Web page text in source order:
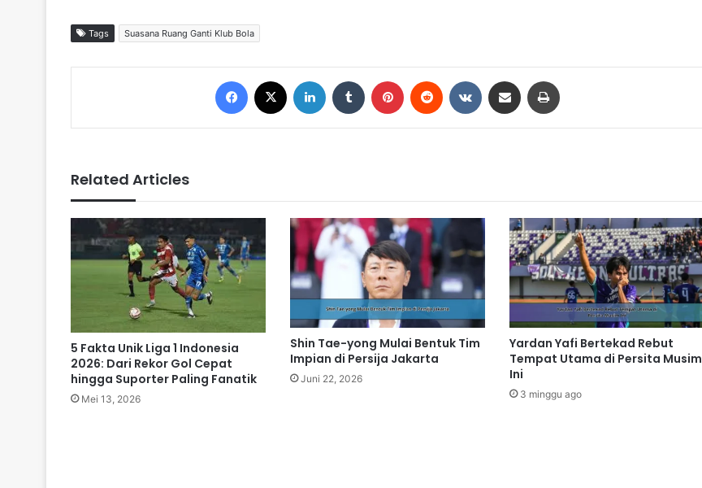
Tags Suasana Ruang Ganti Klub Bola
Related Articles
5 Fakta Unik Liga 1 Indonesia
2026: Dari Rekor Gol Cepat
hingga Suporter Paling Fanatik
Mei 13, 2026
Shin Tae-yong Mulai Bentuk Tim
Impian di Persija Jakarta
Juni 22, 2026
Yardan Yafi Bertekad Rebut
Tempat Utama di Persita Musim
Ini
3 minggu ago